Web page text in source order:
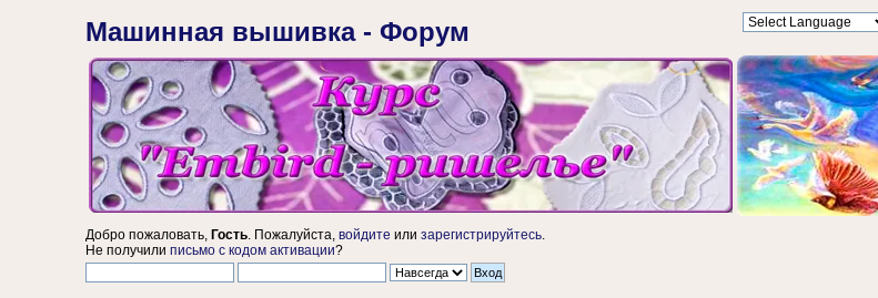
Машинная вышивка - Форум
Добро пожаловать, Гость . Пожалуйста, войдите или зарегистрируйтесь
Не получили письмо с кодом активации?